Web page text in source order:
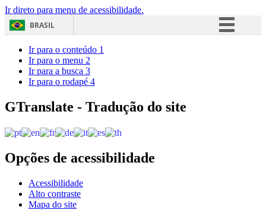
Ir direto para menu de acessibilidade.
BRASIL
Acesso à informação
Ir para o conteúdo 1
Ir para o menu 2
Ir para a busca 3
Ir para o rodapé 4
GTranslate - Tradução do site
Opções de acessibilidade
Acessibilidade
Alto contraste
Mapa do site